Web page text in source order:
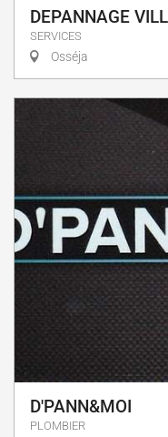
DEPANNAGE
SERVICES
Osséja
D'PANN&MOI
PLOMBIER